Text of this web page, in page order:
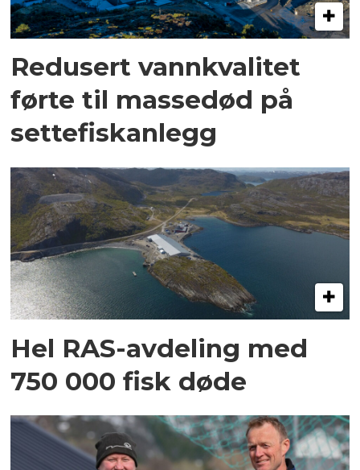
Redusert vannkvalitet
førte til massedød på
settefiskanlegg
Hel RAS-avdeling med
750 000 fisk døde